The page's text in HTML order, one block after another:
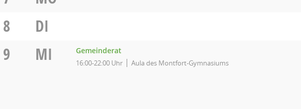
8
DI
9
MI Gemeinderat
16:00-22:00 Uhr Aula des Montfort-Gymnasiums